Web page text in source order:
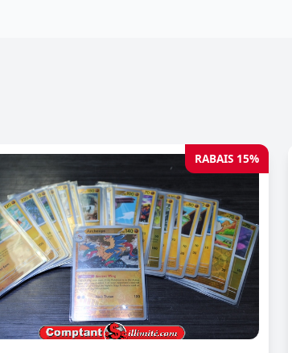
RABAIS 15%